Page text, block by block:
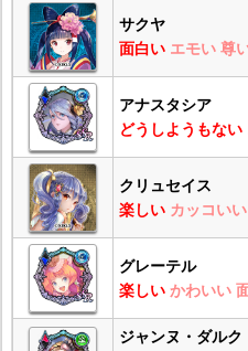
サクヤ
面白い エモい 尊
アナスタシア
どうしようもない
クリュセイス
楽しい カッコいい
グレーテル
楽しい かわいい
ジャンヌ・ダルク